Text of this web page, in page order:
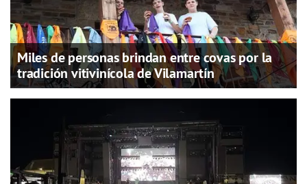
Miles de personas brindan entre covas por la
tradición vitivinícola de Vilamartín